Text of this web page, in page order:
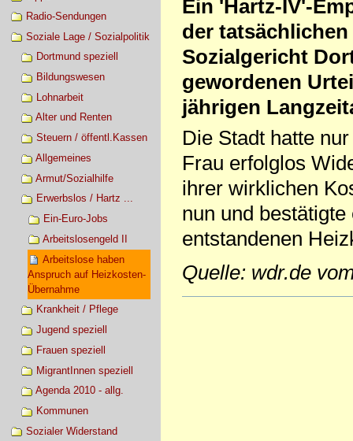
Radio-Sendungen
Soziale Lage / Sozialpolitik
Dortmund speziell
Bildungswesen
Lohnarbeit
Alter und Renten
Steuern / öffentl.Kassen
Allgemeines
Armut/Sozialhilfe
Erwerbslos / Hartz ...
Ein-Euro-Jobs
Arbeitslosengeld II
Arbeitslose haben
Anspruch auf Heizkosten-
Übernahme
Krankheit / Pflege
Jugend speziell
Frauen speziell
MigrantInnen speziell
Agenda 2010 - allg.
Kommunen
Sozialer Widerstand
Ein 'Hartz-IV'-
der
Sozialgericht
gewordenen
jährigen
Die Stadt hatte
Frau erfolglos
ihrer wirklichen
nun und
entstandenen
Quelle: wdr.de